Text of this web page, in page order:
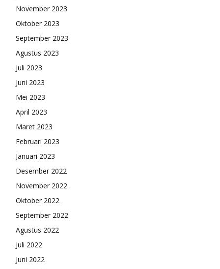
November 2023
Oktober 2023
September 2023
Agustus 2023
Juli 2023
Juni 2023
Mei 2023
April 2023
Maret 2023
Februari 2023
Januari 2023
Desember 2022
November 2022
Oktober 2022
September 2022
Agustus 2022
Juli 2022
Juni 2022